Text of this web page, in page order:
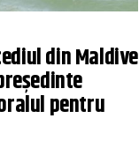
din Maldive
pentru